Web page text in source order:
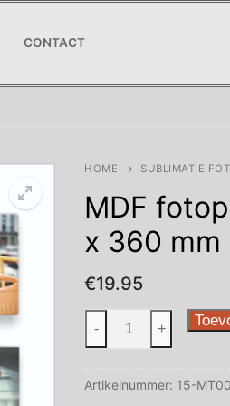
CONTACT
HOME SUBLIMATIE
MDF
x 360 mm
€19.95
260
- +
Artikelnummer: 15-